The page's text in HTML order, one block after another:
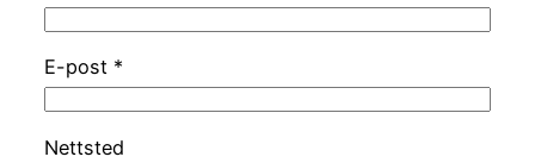
E-post *
Nettsted